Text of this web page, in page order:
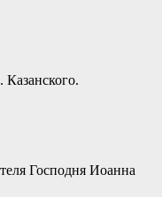
Господня Иоанна